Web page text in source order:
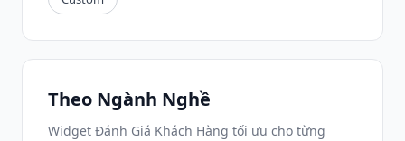
Theo Ngành Nghề
Widget Đánh Giá Khách Hàng tối ưu cho từng